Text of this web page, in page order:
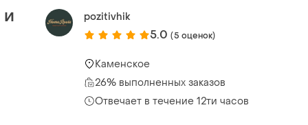
и pozitivhik
5.0 (5 оценок)
Каменское
26% выполненных заказов
Отвечает в течение 12ти часов